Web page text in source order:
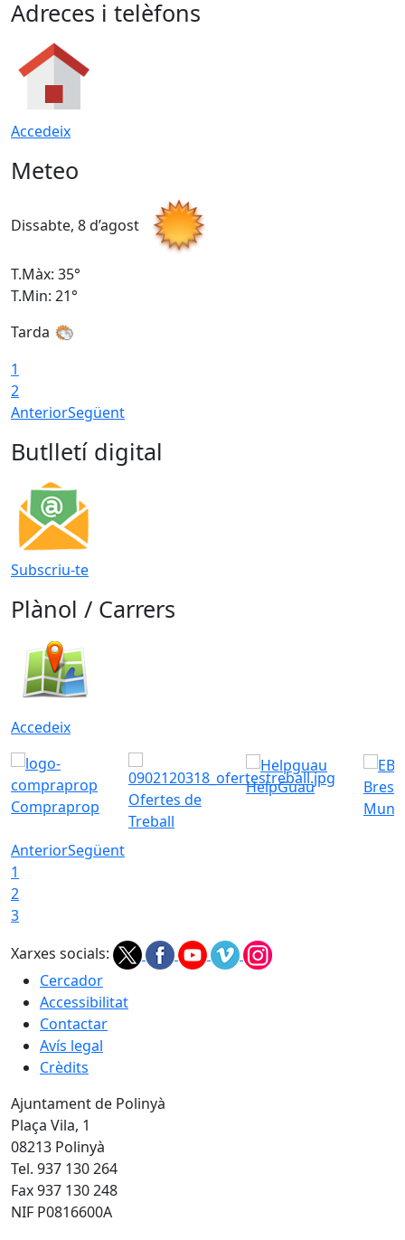
Adreces i telèfons
Accedeix
Meteo
Dissabte, 8 d’agost
T.Màx: 35°
T.Min: 21°
Tarda
1
2
AnteriorSegüent
Butlletí digital
Subscriu-te
Plànol / Carrers
Accedeix
Compraprop
Ofertes de
Treball
HelpGuau
AnteriorSegüent
1
2
3
Xarxes socials:
Cercador
Accessibilitat
Contactar
Avís legal
Crèdits
Ajuntament de Polinyà
Plaça Vila, 1
08213 Polinyà
Tel. 937 130 264
Fax 937 130 248
NIF P0816600A